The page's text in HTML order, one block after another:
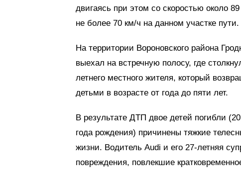
двигаясь при этом со скоростью около
не более 70 км/ч на данном участке пути.
На территории Вороновского района
выехал на встречную полосу, где
летнего местного жителя, который
детьми в возрасте от года до пяти лет.
В результате ДТП двое детей погибли
года рождения) причинены тяжкие
жизни. Водитель Audi и его 27-летняя
повреждения, повлекшие